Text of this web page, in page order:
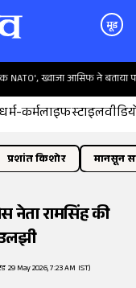
मूड
ख्वाजा आसिफ ने बताया
धर्म-कर्मलाइफस्टाइल
प्रशांत किशोर मानसून
नेता रामसिंह की
29 May 2026, 7:23 AM IST)